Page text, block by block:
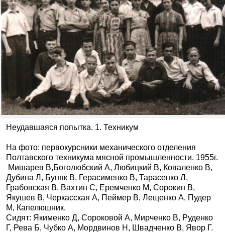
Неудавшаяся попытка. 1. Техникум
На фото: первокурсники механического отделения
Полтавского техникума мясной промышленности. 1955г.
Мишарев В,Боголюбский А, Любицкий В, Коваленко В,
Дубина Л, Буняк В, Герасименко В, Тарасенко Л,
Грабовская В, Вахтин С, Еремченко М, Сорокин В,
Якушев В, Черкасская А, Пеймер В, Лещенко А, Пудер
М, Капелюшник.
Сидят: Якименко Д, Сороковой А, Мирченко В, Руденко
Г, Рева Б, Чубко А, Мордвинов Н, Швадченко В, Явор Г.